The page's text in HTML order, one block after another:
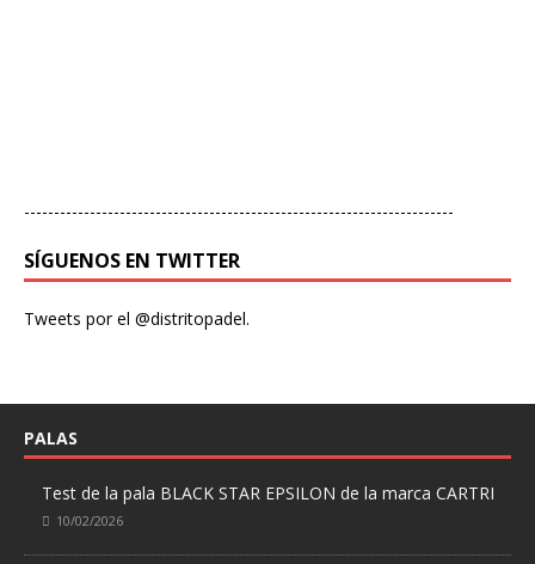
------------------------------------------------------------------------
SÍGUENOS EN TWITTER
Tweets por el @distritopadel.
PALAS
Test de la pala BLACK STAR EPSILON de la marca CARTRI
10/02/2026